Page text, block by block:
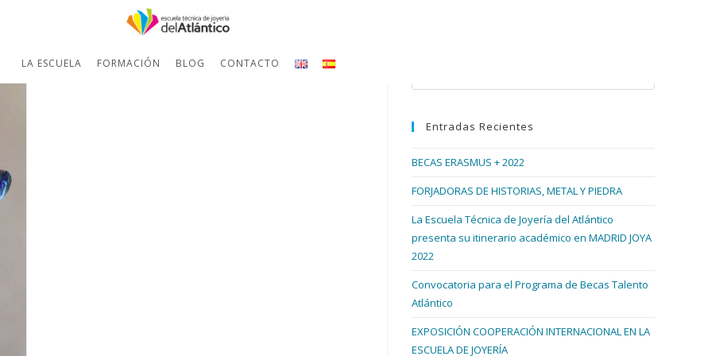
LA ESCUELA FORMACIÓN BLOG CONTACTO
Escape
Entradas Recientes
BECAS ERASMUS + 2022
FORJADORAS DE HISTORIAS, METAL Y PIEDRA
La Escuela Técnica de Joyería del Atlántico
presenta su itinerario académico en MADRID JOYA
2022
Convocatoria para el Programa de Becas Talento
Atlántico
EXPOSICIÓN COOPERACIÓN INTERNACIONAL EN LA
ESCUELA DE JOYERÍA